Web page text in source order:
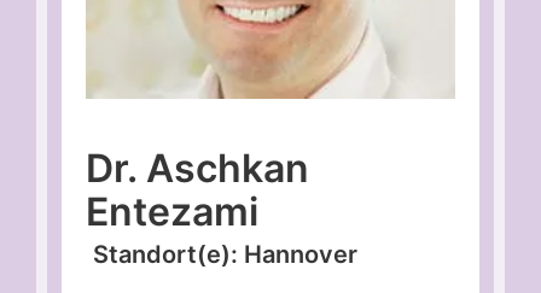
Dr. Aschkan
Entezami
Standort(e): Hannover